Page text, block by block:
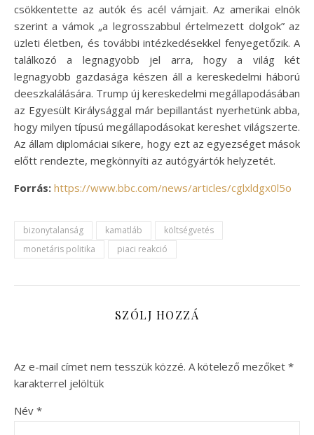
csökkentette az autók és acél vámjait. Az amerikai elnök
szerint a vámok „a legrosszabbul értelmezett dolgok” az
üzleti életben, és további intézkedésekkel fenyegetőzik. A
találkozó a legnagyobb jel arra, hogy a világ két
legnagyobb gazdasága készen áll a kereskedelmi háború
deeszkalálására. Trump új kereskedelmi megállapodásában
az Egyesült Királysággal már bepillantást nyerhetünk abba,
hogy milyen típusú megállapodásokat kereshet világszerte.
Az állam diplomáciai sikere, hogy ezt az egyezséget mások
előtt rendezte, megkönnyíti az autógyártók helyzetét.
Forrás: https://www.bbc.com/news/articles/cglxldgx0l5o
bizonytalanság kamatláb
költségvetés
monetáris politika
piaci reakció
SZÓLJ HOZZÁ
Az e-mail címet nem tesszük közzé. A kötelező mezőket *
karakterrel jelöltük
Név *